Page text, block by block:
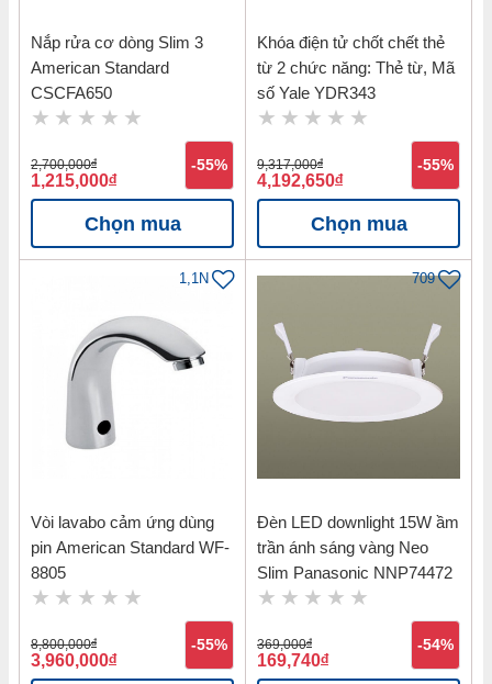
Nắp rửa cơ dòng Slim 3
American Standard
CSCFA650
2,700,000đ
1,215,000đ
-55%
Chọn mua
Khóa điện tử chốt chết thẻ
từ 2 chức năng: Thẻ từ, Mã
số Yale YDR343
9,317,000đ
4,192,650đ
-55%
Chọn mua
1,1N
Vòi lavabo cảm ứng dùng
pin American Standard WF-
8805
8,800,000đ
3,960,000đ
-55%
709
Đèn LED downlight 15W ầm
trần ánh sáng vàng Neo
Slim Panasonic NNP74472
369,000đ
169,740đ
-54%